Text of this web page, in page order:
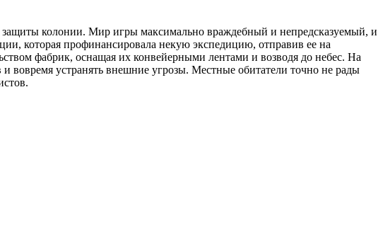
защиты колонии. Мир игры максимально враждебный и непредсказуемый, и
которая профинансировала некую экспедицию, отправив ее на
фабрик, оснащая их конвейерными лентами и возводя до небес. На
вовремя устранять внешние угрозы. Местные обитатели точно не рады